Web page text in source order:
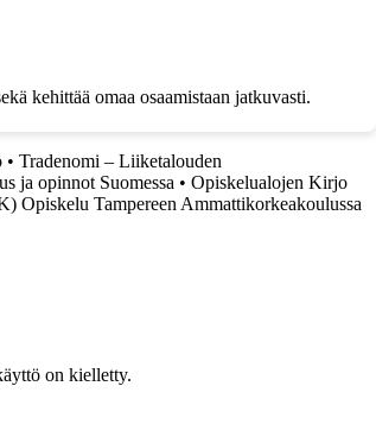
kehittää omaa osaamistaan jatkuvasti.
• Tradenomi – Liiketalouden
ja opinnot Suomessa • Opiskelualojen Kirjo
Opiskelu Tampereen Ammattikorkeakoulussa
on kielletty.